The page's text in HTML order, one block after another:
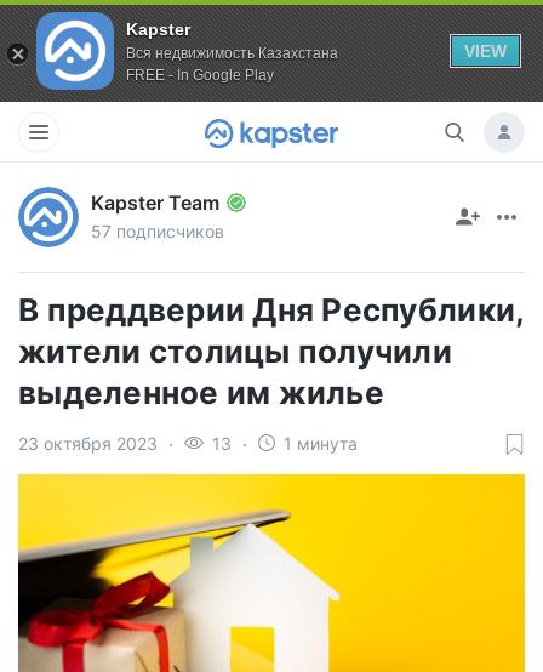
Kapster
Вся недвижимость Казахстана
FREE - In Google Play
VIEW
Kapster Team
57 подписчиков
В преддверии Дня Республики,
жители столицы получили
выделенное им жилье
23 октября 2023 13 1 минута